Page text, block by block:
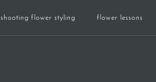
shooting flower styling flower lessons